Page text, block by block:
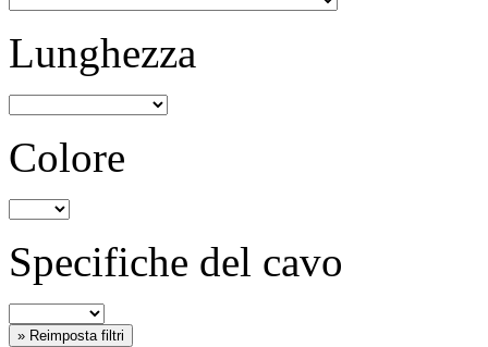
Lunghezza
Colore
Specifiche del cavo